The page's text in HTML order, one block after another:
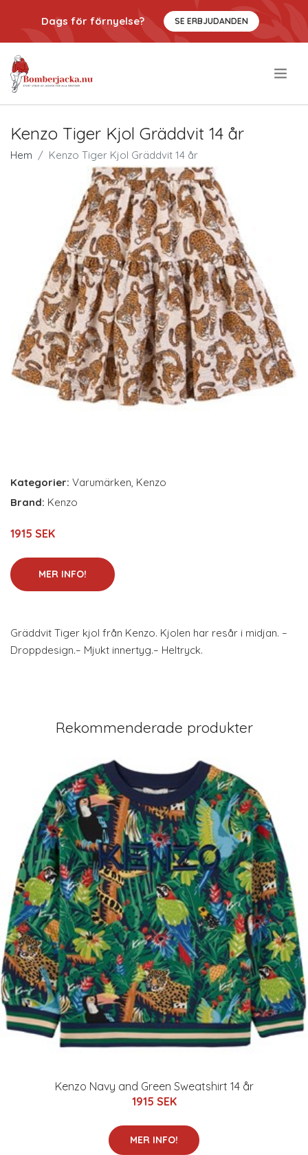
Dags för förnyelse? SE ERBJUDANDEN
Kenzo Tiger Kjol Gräddvit 14 år
Hem Kenzo Tiger Kjol Gräddvit 14 år
Kategorier: Varumärken, Kenzo
Brand: Kenzo
1915 SEK
MER INFO!
Gräddvit Tiger kjol från Kenzo. Kjolen har resår i midjan. –
Droppdesign.– Mjukt innertyg.– Heltryck.
Rekommenderade produkter
Kenzo Navy and Green Sweatshirt 14 år
1915 SEK
MER INFO!